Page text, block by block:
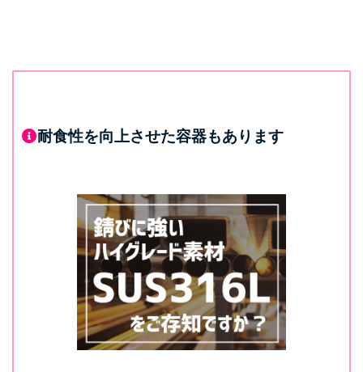
耐食性を向上させた容器もあります